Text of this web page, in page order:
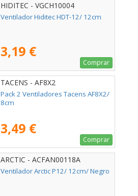
HIDITEC - VGCH10004
Ventilador Hiditec HDT-12/ 12cm
3,19 €
Comprar
TACENS - AF8X2
Pack 2 Ventiladores Tacens AF8X2/
8cm
3,49 €
Comprar
ARCTIC - ACFAN00118A
Ventilador Arctic P12/ 12cm/ Negro